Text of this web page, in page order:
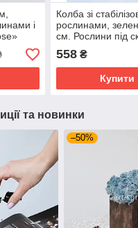
і
Колба зі
рослинами,
см. Рослини під
558₴
Купити
та новинки
–50%